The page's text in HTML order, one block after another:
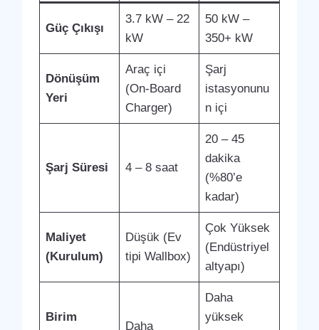
Güç Çıkışı
3.7 kW – 22
kW
50 kW –
350+ kW
Dönüşüm
Yeri
Araç içi
(On-Board
Charger)
Şarj
istasyonunu
n içi
Şarj Süresi 4 – 8 saat
20 – 45
dakika
(%80’e
kadar)
Maliyet
(Kurulum)
Düşük (Ev
tipi Wallbox)
Çok Yüksek
(Endüstriyel
altyapı)
Birim
Daha
Daha
yüksek